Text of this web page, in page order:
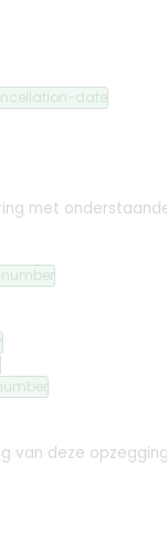
date
met
van deze